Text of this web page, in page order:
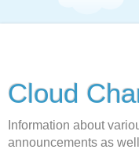
Cloud
Information about
announcements as